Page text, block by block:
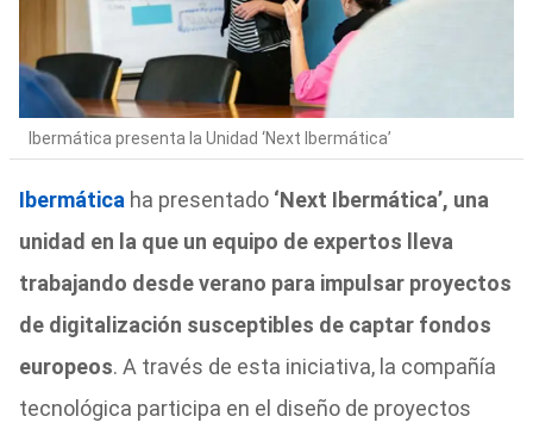
Ibermática presenta la Unidad ‘Next Ibermática’
Ibermática ha presentado ‘Next Ibermática’, una
unidad en la que un equipo de expertos lleva
trabajando desde verano para impulsar proyectos
de digitalización susceptibles de captar fondos
europeos. A través de esta iniciativa, la compañía
tecnológica participa en el diseño de proyectos